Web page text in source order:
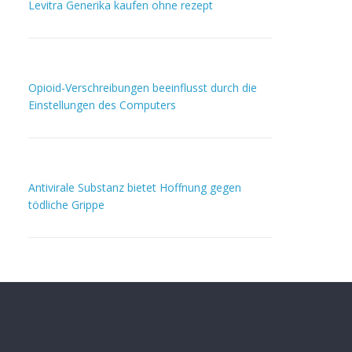
Levitra Generika kaufen ohne rezept
Opioid-Verschreibungen beeinflusst durch die
Einstellungen des Computers
Antivirale Substanz bietet Hoffnung gegen
tödliche Grippe